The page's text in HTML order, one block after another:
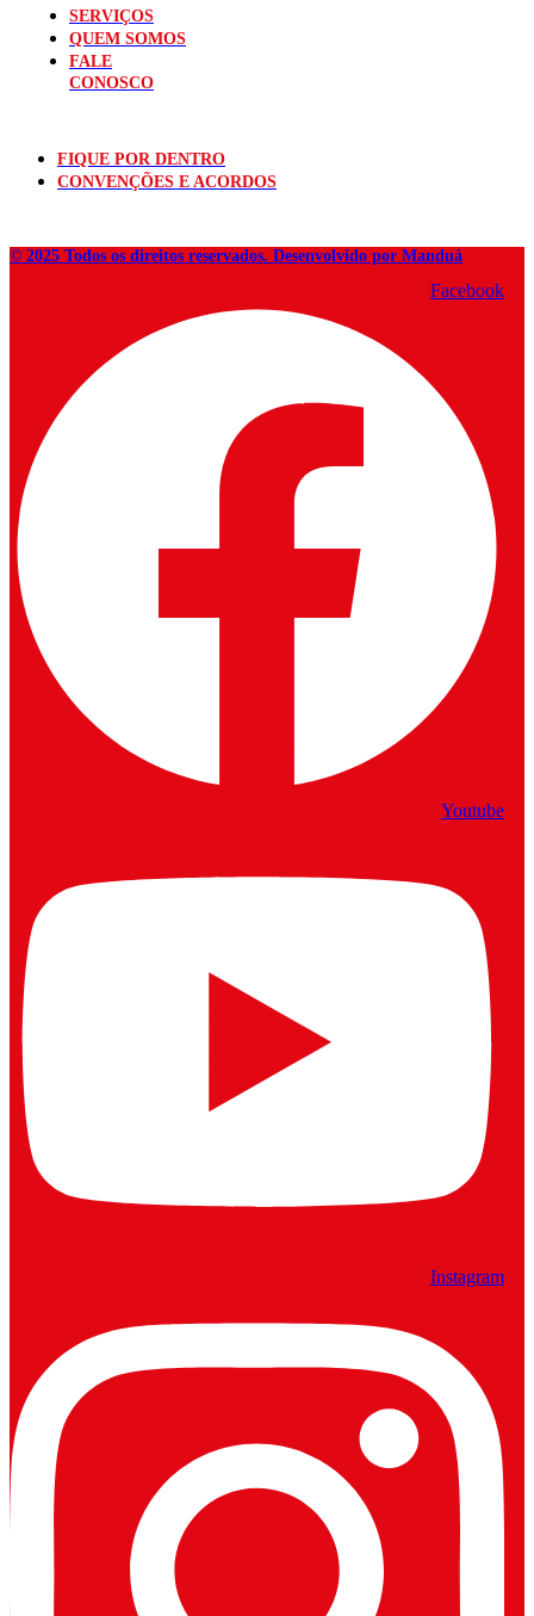
SERVIÇOS
QUEM SOMOS
FALE
CONOSCO
FIQUE POR DENTRO
CONVENÇÕES E ACORDOS
© 2025 Todos os direitos reservados. Desenvolvido por Manduá
Facebook
Youtube
Instagram